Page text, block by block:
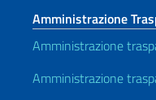
Amministrazione
Amministrazione
Amministrazione